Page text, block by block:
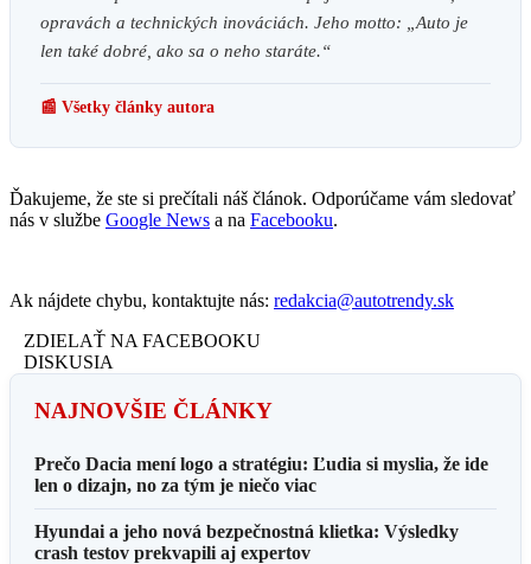
opravách a technických inováciách. Jeho motto: „Auto je
len také dobré, ako sa o neho staráte.“
📰 Všetky články autora
Ďakujeme, že ste si prečítali náš článok. Odporúčame vám sledovať
nás v službe Google News a na Facebooku.
Ak nájdete chybu, kontaktujte nás: redakcia@autotrendy.sk
ZDIELAŤ NA FACEBOOKU
DISKUSIA
NAJNOVŠIE ČLÁNKY
Prečo Dacia mení logo a stratégiu: Ľudia si myslia, že ide
len o dizajn, no za tým je niečo viac
Hyundai a jeho nová bezpečnostná klietka: Výsledky
crash testov prekvapili aj expertov